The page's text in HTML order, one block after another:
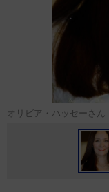
オリビア・ハッセーさん